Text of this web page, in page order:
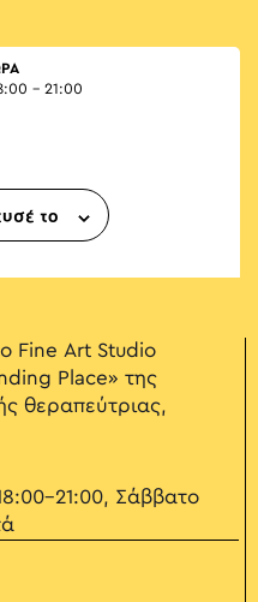
- 21:00
το
Fine Art Studio
Place» της
θεραπεύτριας,
21:00, Σάββατο